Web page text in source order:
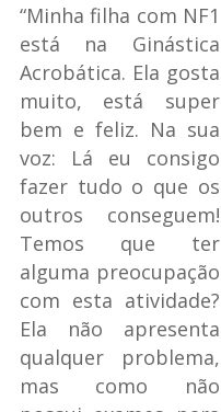
“Minha filha com NF1
está na Ginástica
Acrobática. Ela gosta
muito, está super
bem e feliz. Na sua
voz: Lá eu consigo
fazer tudo o que os
outros conseguem!
Temos que ter
alguma preocupação
com esta atividade?
Ela não apresenta
qualquer problema,
mas como não